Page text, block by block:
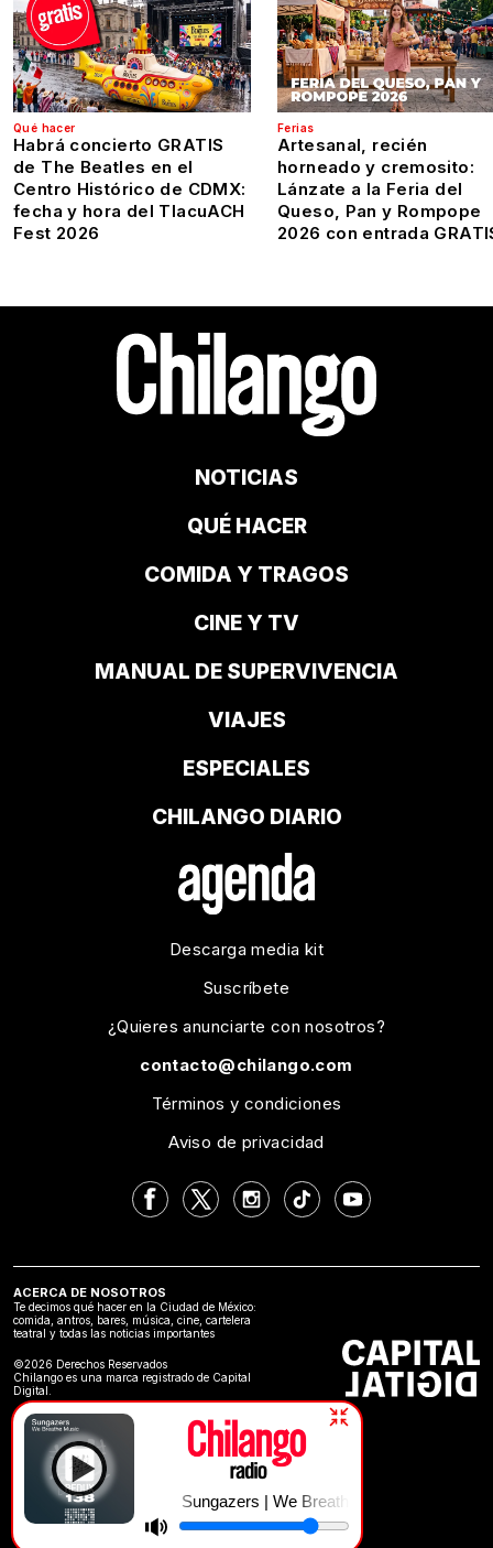
Sungazers | We Breathe Music
Qué hacer
Habrá concierto GRATIS
de The Beatles en el
Centro Histórico de CDMX:
fecha y hora del TlacuACH
Fest 2026
Ferias
Artesanal, recién
horneado y cremosito:
Lánzate a la Feria del
Queso, Pan y Rompope
2026 con entrada
NOTICIAS
QUÉ HACER
COMIDA Y TRAGOS
CINE Y TV
MANUAL DE SUPERVIVENCIA
VIAJES
ESPECIALES
CHILANGO DIARIO
Descarga media kit
Suscríbete
¿Quieres anunciarte con nosotros?
contacto@chilango.com
Términos y condiciones
Aviso de privacidad
ACERCA DE NOSOTROS
Te decimos qué hacer en la Ciudad de México:
comida, antros, bares, música, cine, cartelera
teatral y todas las noticias importantes
©2026 Derechos Reservados
Chilango es una marca registrado de Capital
Digital.